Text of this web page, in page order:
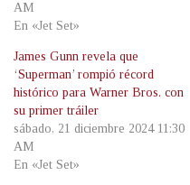
AM
En «Jet Set»
James Gunn revela que
‘Superman’ rompió récord
histórico para Warner Bros. con
su primer tráiler
sábado, 21 diciembre 2024 11:30
AM
En «Jet Set»